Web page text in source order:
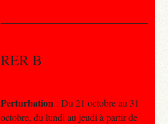
RER B
Perturbation : Du 21 octobre au 31
octobre, du lundi au jeudi à partir de